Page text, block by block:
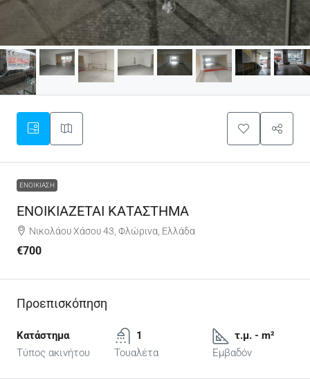
ΕΝΟΙΚΊΑΣΗ
ΕΝΟΙΚΙΑΖΕΤΑΙ ΚΑΤΑΣΤΗΜΑ
Νικολάου Χάσου 43, Φλώρινα, Ελλάδα
€700
Προεπισκόπηση
Κατάστημα
Τύπος ακινήτου
1
Τουαλέτα
τ.μ. - m²
Εμβαδόν